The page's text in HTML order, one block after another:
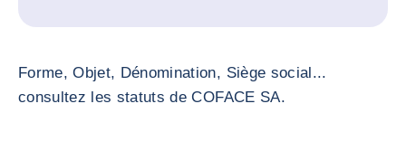
Forme, Objet, Dénomination, Siège social...
consultez les statuts de COFACE SA.